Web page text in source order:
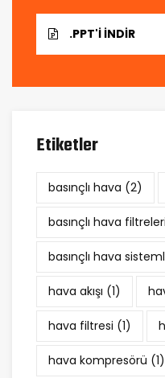
.PPT'I İNDIR
Etiketler
basınçlı hava (2)
basınçlı hava
basınçlı hava
hava akışı (1)
hava filtresi (1)
hava kompresörü (1)